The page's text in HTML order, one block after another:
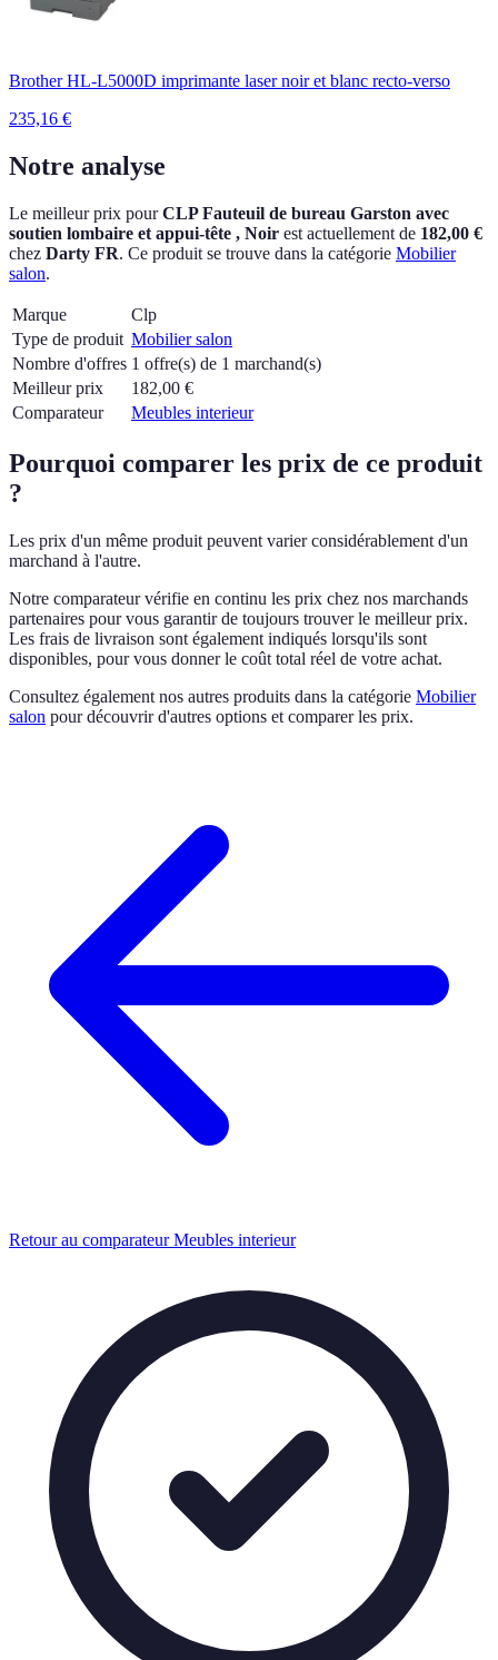
Brother HL-L5000D imprimante laser noir et blanc recto-verso
235,16 €
Notre analyse
Le meilleur prix pourCLP Fauteuil de bureau Garston avec
soutien lombaire et appui-tête , Noir est actuellement de 182,00 €
chez Darty FR. Ce produit se trouve dans la catégorie Mobilier
salon.
Marque
Clp
Type de produit Mobilier salon
Nombre d'offres 1 offre(s) de 1 marchand(s)
Meilleur prix
182,00 €
Comparateur
Meubles interieur
Pourquoi comparer les prix de ce produit
?
Les prix d'un même produit peuvent varier considérablement d'un
marchand à l'autre.
Notre comparateur vérifie en continu les prix chez nos marchands
partenaires pour vous garantir de toujours trouver le meilleur prix.
Les frais de livraison sont également indiqués lorsqu'ils sont
disponibles, pour vous donner le coût total réel de votre achat.
Consultez également nos autres produits dans la catégorie Mobilier
salon pour découvrir d'autres options et comparer les prix.
Retour au comparateur Meubles interieur